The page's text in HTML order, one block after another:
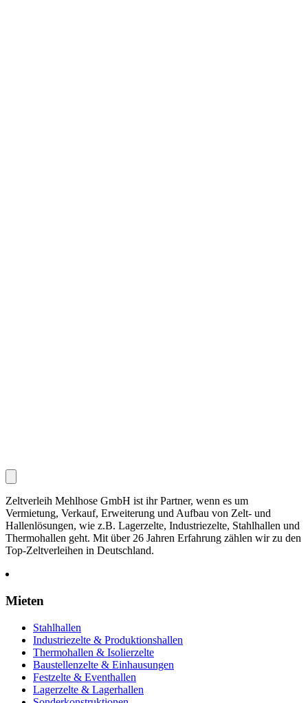
Zeltverleih Mehlhose GmbH ist ihr Partner, wenn es um
Vermietung, Verkauf, Erweiterung und Aufbau von Zelt- und
Hallenlösungen, wie z.B. Lagerzelte, Industriezelte, Stahlhallen und
Thermohallen geht. Mit über 26 Jahren Erfahrung zählen wir zu den
Top-Zeltverleihen in Deutschland.
Mieten
Stahlhallen
Industriezelte & Produktionshallen
Thermohallen & Isolierzelte
Baustellenzelte & Einhausungen
Festzelte & Eventhallen
Lagerzelte & Lagerhallen